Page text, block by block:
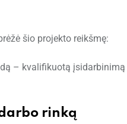
šio projekto reikšmę:
– kvalifikuotą
rinką